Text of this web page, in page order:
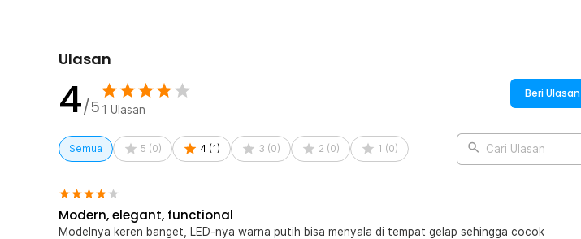
1 x Kabel USB to DC
1 x Panduan Penggunaan
Ulasan
4/5 1 Ulasan
Beri Ulasan
Semua 5 (0) 4 (1) 3 (0) 2 (0) 1 (0) Cari Ulasan
Modern, elegant, functional
Modelnya keren banget, LED-nya warna putih bisa menyala di tempat gelap sehingga cocok